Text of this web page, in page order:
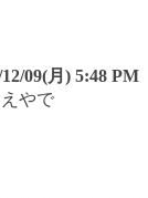
12/09(月) 5:48 PM
やで